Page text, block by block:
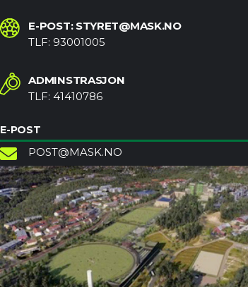
E-POST: STYRET@MASK.NO
TLF: 93001005
ADMINSTRASJON
TLF: 41410786
E-POST
POST@MASK.NO